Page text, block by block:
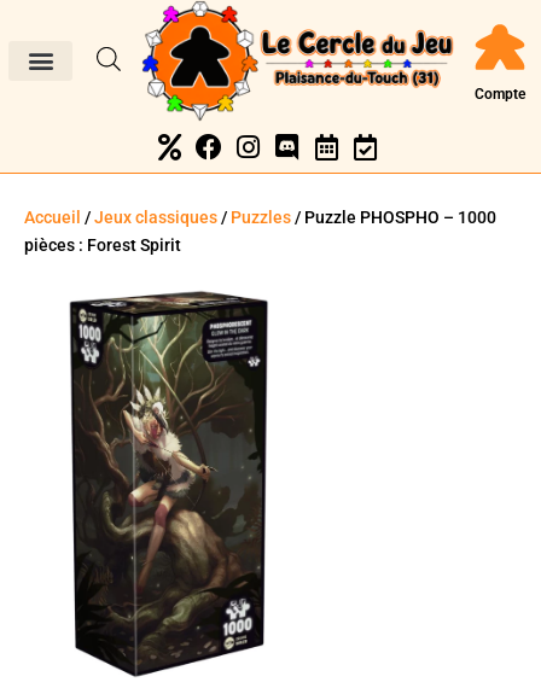
Compte
Accueil /Jeux classiques/ Puzzles/ Puzzle PHOSPHO – 1000
pièces : Forest Spirit